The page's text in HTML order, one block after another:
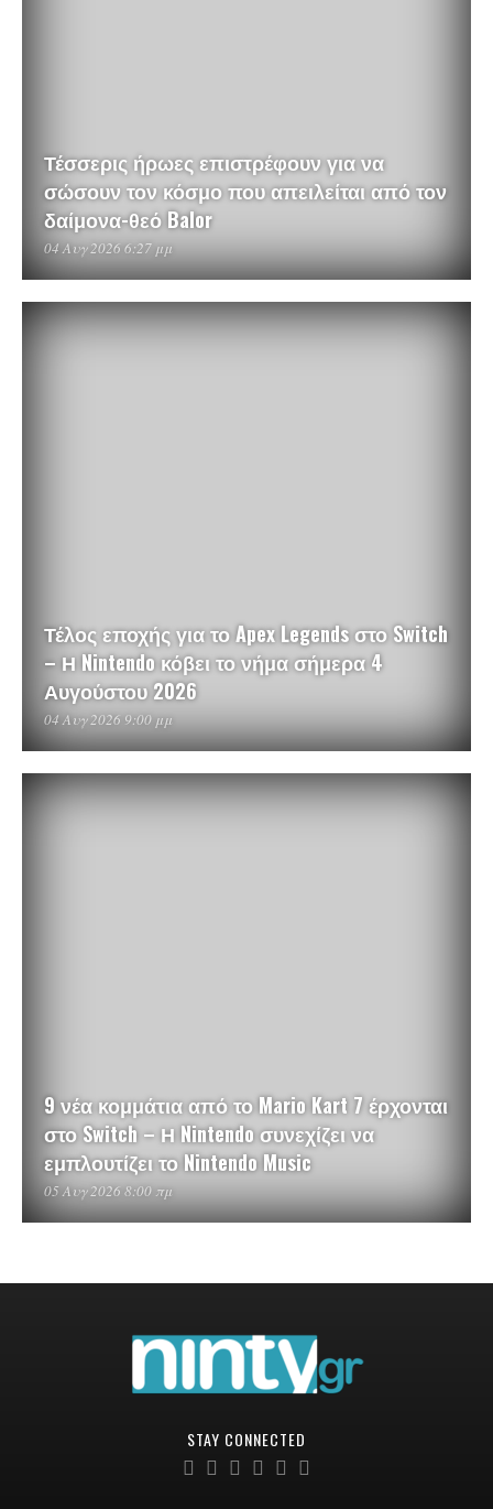
Τέσσερις ήρωες επιστρέφουν για να
σώσουν τον κόσμο που απειλείται από τον
δαίμονα-θεό Balor
04 Αυγ 2026 6:27 μμ
Τέλος εποχής για το Apex Legends στο Switch
– Η Nintendo κόβει το νήμα σήμερα 4
Αυγούστου 2026
04 Αυγ 2026 9:00 μμ
9 νέα κομμάτια από το Mario Kart 7 έρχονται
στο Switch – Η Nintendo συνεχίζει να
εμπλουτίζει το Nintendo Music
05 Αυγ 2026 8:00 πμ
STAY CONNECTED